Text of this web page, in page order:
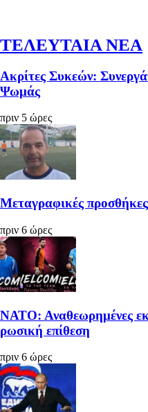
ΤΕΛΕΥΤΑΙΑ ΝΕΑ
Ακρίτες Συκεών:
Ψωμάς
πριν 5 ώρες
Μεταγραφικές
πριν 6 ώρες
ΝΑΤΟ: Αναθεωρημένες
ρωσική επίθεση
πριν 6 ώρες